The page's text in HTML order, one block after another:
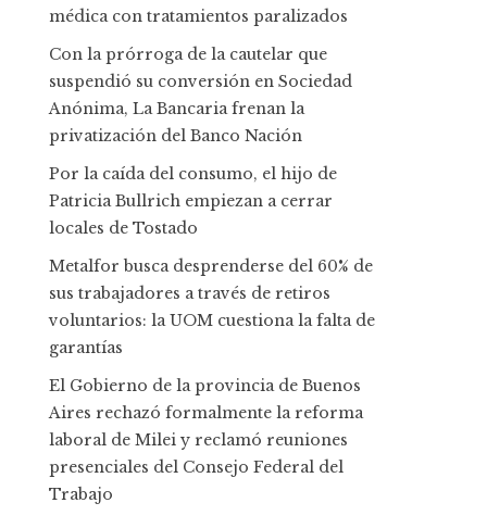
médica con tratamientos paralizados
Con la prórroga de la cautelar que
suspendió su conversión en Sociedad
Anónima, La Bancaria frenan la
privatización del Banco Nación
Por la caída del consumo, el hijo de
Patricia Bullrich empiezan a cerrar
locales de Tostado
Metalfor busca desprenderse del 60% de
sus trabajadores a través de retiros
voluntarios: la UOM cuestiona la falta de
garantías
El Gobierno de la provincia de Buenos
Aires rechazó formalmente la reforma
laboral de Milei y reclamó reuniones
presenciales del Consejo Federal del
Trabajo